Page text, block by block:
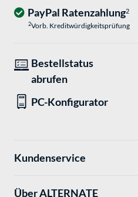
PayPal Ratenzahlung2
2Vorb. Kreditwürdigkeitsprüfung
Bestellstatus
abrufen
PC-Konfigurator
Kundenservice
Über ALTERNATE